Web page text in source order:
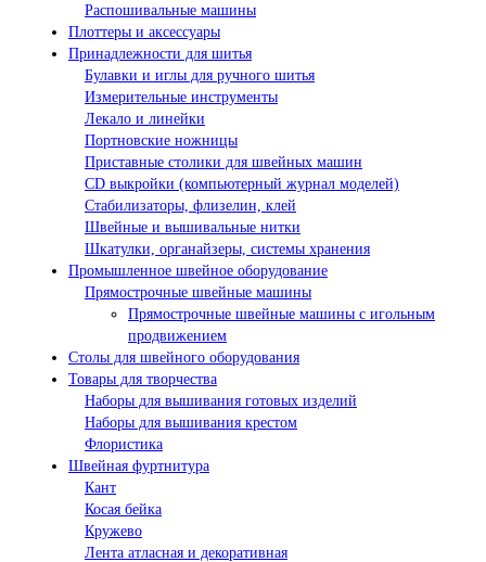
Распошивальные машины
Плоттеры и аксессуары
Принадлежности для шитья
Булавки и иглы для ручного шитья
Измерительные инструменты
Лекало и линейки
Портновские ножницы
Приставные столики для швейных машин
СD выкройки (компьютерный журнал моделей)
Стабилизаторы, флизелин, клей
Швейные и вышивальные нитки
Шкатулки, органайзеры, системы хранения
Промышленное швейное оборудование
Прямострочные швейные машины
Прямострочные швейные машины с игольным
продвижением
Столы для швейного оборудования
Товары для творчества
Наборы для вышивания готовых изделий
Наборы для вышивания крестом
Флористика
Швейная фуртнитура
Кант
Косая бейка
Кружево
Лента aтласная и декоративная